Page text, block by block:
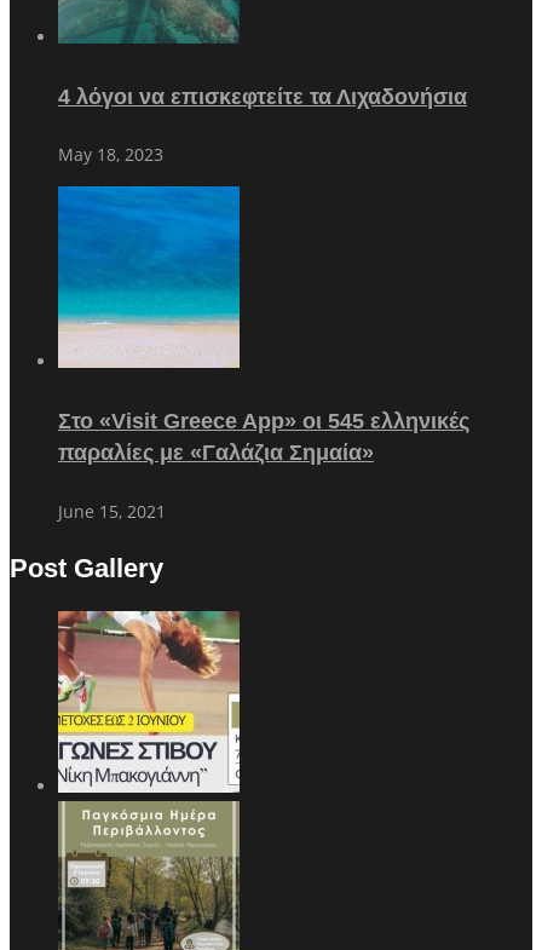
4 λόγοι να επισκεφτείτε τα Λιχαδονήσια
May 18, 2023
Στο «Visit Greece App» οι 545 ελληνικές
παραλίες με «Γαλάζια Σημαία»
June 15, 2021
Post Gallery